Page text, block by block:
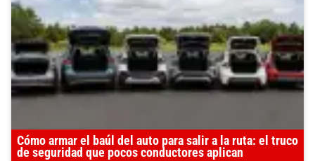
Cómo armar el baúl del auto para salir a la ruta: el truco
de seguridad que pocos conductores aplican